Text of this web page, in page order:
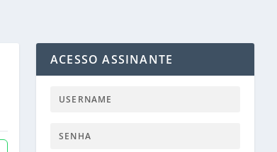
ACESSO ASSINANTE